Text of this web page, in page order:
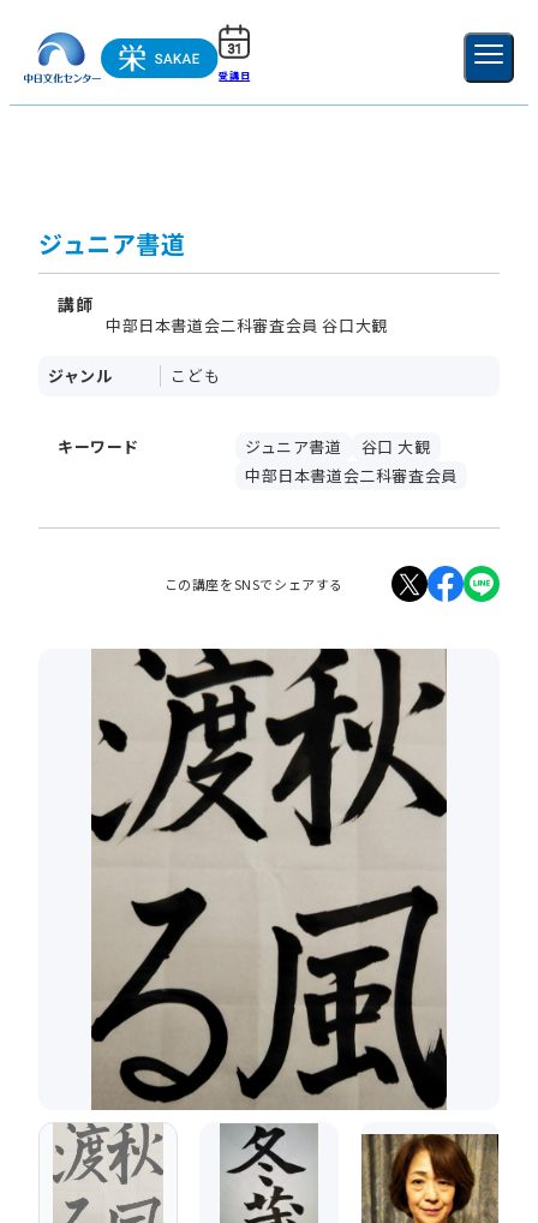
受講日 新規登録
ジュニア書道
講師
中部日本書道会二科審査会員 谷口大観
ジャンル こども
キーワード ジュニア書道
谷口 大観
中部日本書道会二科審査会員
この講座をSNSでシェアする